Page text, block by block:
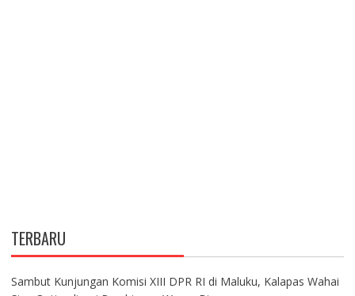
TERBARU
Sambut Kunjungan Komisi XIII DPR RI di Maluku, Kalapas Wahai